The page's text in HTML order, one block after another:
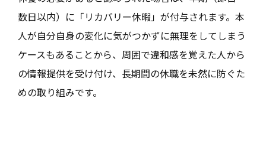
数日以内）に「リカバリー休暇」が付与されます。本
人が自分自身の変化に気がつかずに無理をしてしまう
ケースもあることから、周囲で違和感を覚えた人から
の情報提供を受け付け、長期間の休職を未然に防ぐた
めの取り組みです。